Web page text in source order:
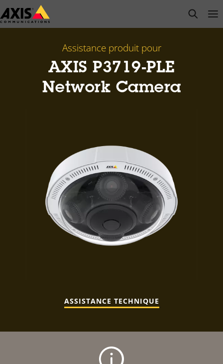
Passer
au
open
Assistance produit pour
AXIS P3719-PLE
Network Camera
ASSISTANCE TECHNIQUE